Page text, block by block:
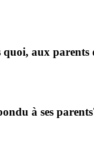
aux parents
à ses